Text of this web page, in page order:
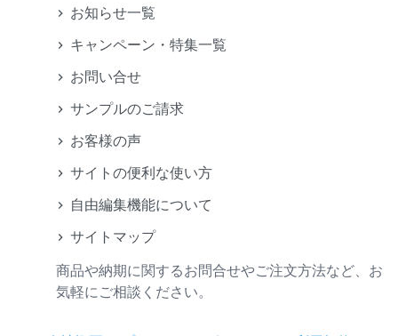
お知らせ一覧
キャンペーン・特集一覧
お問い合せ
サンプルのご請求
お客様の声
サイトの便利な使い方
自由編集機能について
サイトマップ
商品や納期に関するお問合せやご注文方法など、お
気軽にご相談ください。